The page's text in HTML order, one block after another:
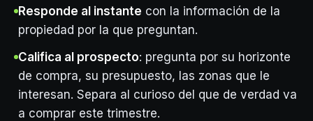
Responde al instante con la información de la
propiedad por la que preguntan.
Califica al prospecto: pregunta por su horizonte
de compra, su presupuesto, las zonas que le
interesan. Separa al curioso del que de verdad va
a comprar este trimestre.